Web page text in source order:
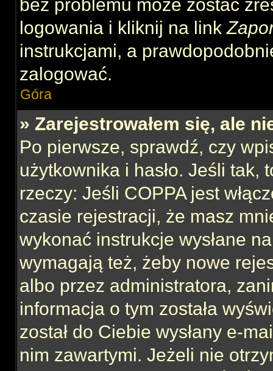
bez problemu może zostać
logowania i kliknij na link
instrukcjami, a
zalogować.
Góra
» Zarejestrowałem się, ale
Po pierwsze, sprawdź, czy
użytkownika i hasło. Jeśli tak,
rzeczy: Jeśli COPPA jest
czasie rejestracji, że masz
wykonać instrukcje wysłane
wymagają też, żeby nowe
albo przez administratora,
informacja o tym została
został do Ciebie wysłany e-
nim zawartymi. Jeżeli nie